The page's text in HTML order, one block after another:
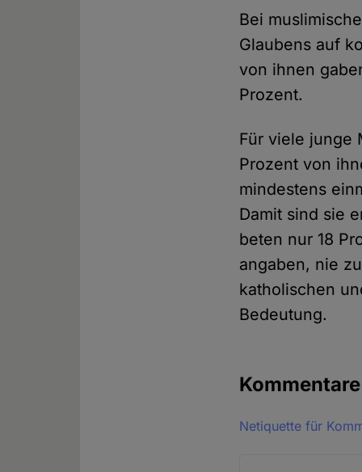
Bei
Glaubens auf
von ihnen
Prozent.
Für viele junge
Prozent von
mindestens
Damit sind sie
beten nur 18
angaben, nie
katholischen
Bedeutung.
Kommentare
Netiquette für